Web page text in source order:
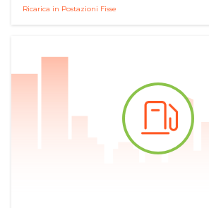
Ricarica in Postazioni Fisse